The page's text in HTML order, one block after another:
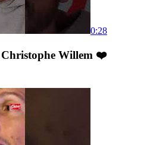
0:28
Christophe Willem ❤️